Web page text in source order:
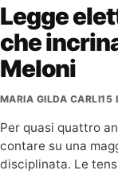
Legge
che
Meloni
MARIA GILDA CARLI15
Per quasi quattro
contare su una
disciplinata. Le